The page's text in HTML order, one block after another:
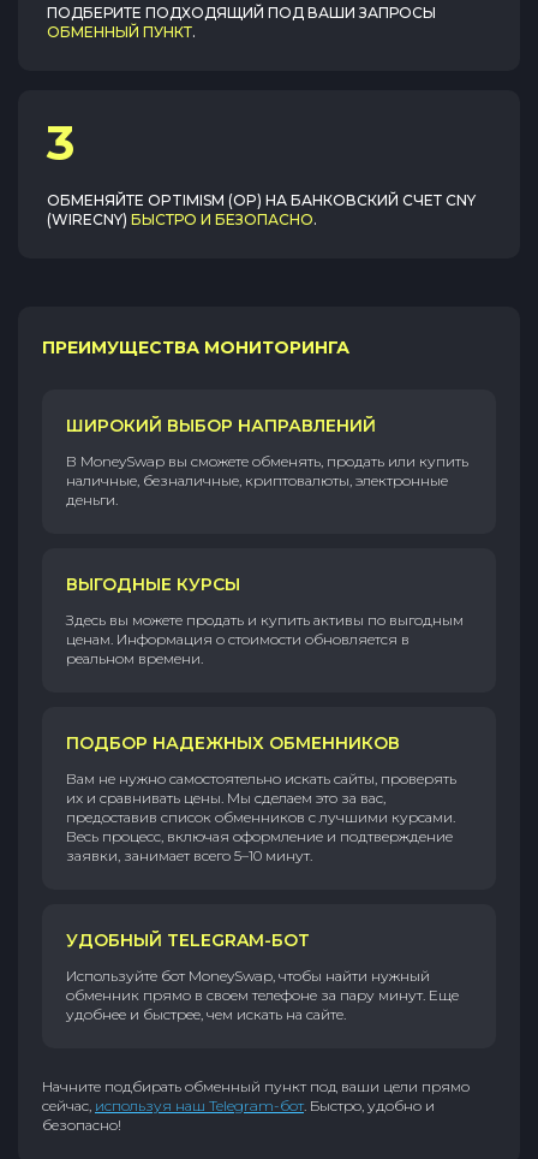
ПОДБЕРИТЕ ПОДХОДЯЩИЙ ПОД ВАШИ ЗАПРОСЫ
ОБМЕННЫЙ ПУНКТ.
3
ОБМЕНЯЙТЕ OPTIMISM (OP) НА БАНКОВСКИЙ СЧЕТ CNY
(WIRECNY) БЫСТРО И БЕЗОПАСНО.
ПРЕИМУЩЕСТВА МОНИТОРИНГА
ШИРОКИЙ ВЫБОР НАПРАВЛЕНИЙ
В MoneySwap вы сможете обменять, продать или купить
наличные, безналичные, криптовалюты, электронные
деньги.
ВЫГОДНЫЕ КУРСЫ
Здесь вы можете продать и купить активы по выгодным
ценам. Информация о стоимости обновляется в
реальном времени.
ПОДБОР НАДЕЖНЫХ ОБМЕННИКОВ
Вам не нужно самостоятельно искать сайты, проверять
их и сравнивать цены. Мы сделаем это за вас,
предоставив список обменников с лучшими курсами.
Весь процесс, включая оформление и подтверждение
заявки, занимает всего 5–10 минут.
УДОБНЫЙ TELEGRAM-БОТ
Используйте бот MoneySwap, чтобы найти нужный
обменник прямо в своем телефоне за пару минут. Еще
удобнее и быстрее, чем искать на сайте.
Начните подбирать обменный пункт под ваши цели прямо
сейчас, используя наш Telegram-бот. Быстро, удобно и
безопасно!